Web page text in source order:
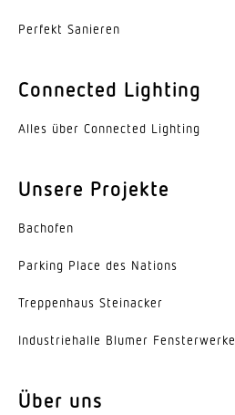
Perfekt Sanieren
Connected Lighting
Alles über Connected Lighting
Unsere Projekte
Bachofen
Parking Place des Nations
Trep­penhaus Steinacker
Indus­trie­halle Blumer Fensterwerke
Über uns